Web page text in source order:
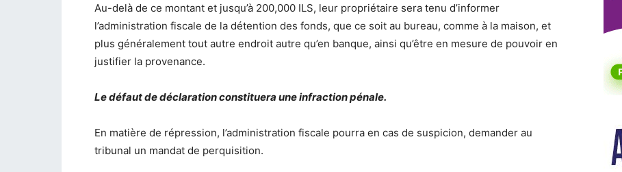
Au-delà de ce montant et jusqu’à 200,000 ILS, leur propriétaire sera tenu d’informer
l’administration fiscale de la détention des fonds, que ce soit au bureau, comme à la maison, et
plus généralement tout autre endroit autre qu’en banque, ainsi qu’être en mesure de pouvoir en
justifier la provenance.
Le défaut de déclaration constituera une infraction pénale.
En matière de répression, l’administration fiscale pourra en cas de suspicion, demander au
tribunal un mandat de perquisition.